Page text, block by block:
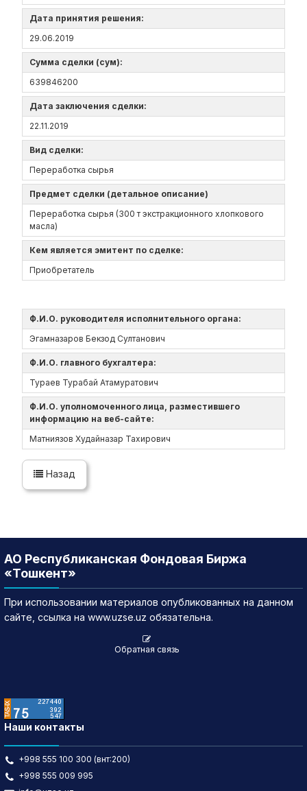
Дата принятия решения:
29.06.2019
Сумма сделки (сум):
639846200
Дата заключения сделки:
22.11.2019
Вид сделки:
Переработка сырья
Предмет сделки (детальное описание)
Переработка сырья (300 т экстракционного хлопкового
масла)
Кем является эмитент по сделке:
Приобретатель
Ф.И.О. руководителя исполнительного органа:
Эгамназаров Бекзод Султанович
Ф.И.О. главного бухгалтера:
Тураев Турабай Атамуратович
Ф.И.О. уполномоченного лица, разместившего
информацию на веб-сайте:
Матниязов Худайназар Тахирович
Назад
АО Республиканская Фондовая Биржа
«Тошкент»
При использовании материалов опубликованных на данном
сайте, ссылка на www.uzse.uz обязательна.
Обратная связь
Наши контакты
+998 555 100 300 (внт:200)
+998 555 009 995